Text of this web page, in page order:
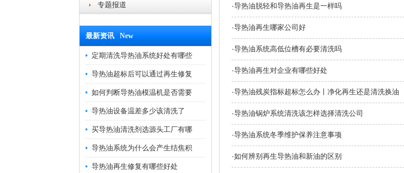
专题报道
最新资讯 New
定期清洗导热油系统好处有哪些
导热油超标后可以通过再生修复
如何判断导热油模温机是否需要
导热油设备温差多少该清洗了
买导热油清洗剂选源头工厂有哪
导热油系统为什么会产生结焦积
导热油再生修复有哪些好处
·导热油脱轻和导热油再生是一样吗
·导热油再生哪家公司好
·导热油系统高低位槽有必要清洗吗
·导热油再生对企业有哪些好处
·导热油残炭指标超标怎么办丨净化再生还是清洗换油
·导热油锅炉系统清洗该怎样选择清洗公司
·导热油系统冬季维护保养注意事项
·如何辨别再生导热油和新油的区别